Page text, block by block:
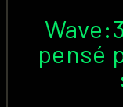
pensé